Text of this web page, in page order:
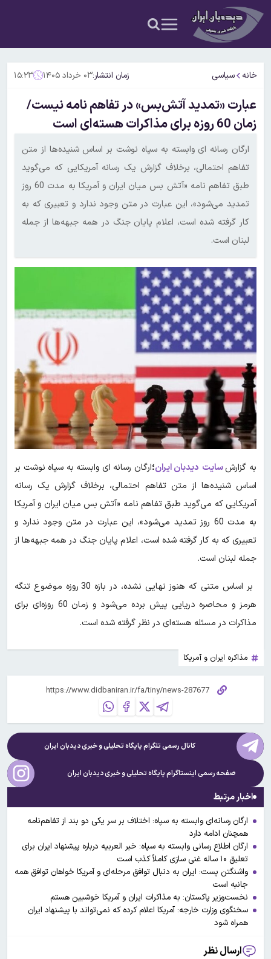
خانه سیاسی زمان انتشار:۰۳ خرداد ۱۴۰۵ ۱۵:۲۳
عبارت «تمدید آتش‌بس» در تفاهم نامه نیست/
زمان 60 روزه برای مذاکرات هسته‌ای است
ارگان رسانه ای وابسته به سپاه نوشت بر اساس شنیده‌ها از متن
تفاهم احتمالی، برخلاف گزارش یک رسانه آمریکایی که می‌گوید
طبق تفاهم نامه «آتش بس میان ایران و آمریکا به مدت 60 روز
تمدید می‌شود»، این عبارت در متن وجود ندارد و تعبیری که به
کار گرفته شده است، اعلام پایان جنگ در همه جبهه‌ها از جمله
لبنان است.
به گزارشسایت دیدبان ایران؛ارگان رسانه ای وابسته به سپاه نوشت بر
اساس شنیده‌ها از متن تفاهم احتمالی، برخلاف گزارش یک رسانه
آمریکایی که می‌گوید طبق تفاهم نامه «آتش بس میان ایران و آمریکا
به مدت 60 روز تمدید می‌شود»، این عبارت در متن وجود ندارد و
تعبیری که به کار گرفته شده است، اعلام پایان جنگ در همه جبهه‌ها از
جمله لبنان است.
بر اساس متنی که هنوز نهایی نشده، در بازه 30 روزه موضوع تنگه
هرمز و محاصره دریایی پیش برده می‌شود و زمان 60 روزه‌ای برای
مذاکرات در مسئله هسته‌ای در نظر گرفته شده است.
مذاکره ایران و آمریکا
کانال رسمی تلگرام پایگاه تحلیلی و خبریدیدبان ایران
صفحه رسمی اینستاگرام پایگاه تحلیلی و خبریدیدبان ایران
اخبار مرتبط
ارگان رسانه‌ای وابسته به سپاه: اختلاف بر سر یکی دو بند از تفاهم‌نامه
همچنان ادامه دارد
ارگان اطلاع رسانی وابسته به سپاه: خبر العربیه درباره پیشنهاد ایران برای
تعلیق ۱۰ ساله غنی سازی کاملاً کذب است
واشنگتن پست: ایران به دنبال توافق مرحله‌ای و آمریکا خواهان توافق همه
جانبه است
نخست‌وزیر پاکستان: به مذاکرات ایران و آمریکا خوشبین هستم
سخنگوی وزارت خارجه: آمریکا اعلام کرده‌ که نمی‌تواند با پیشنهاد ایران
همراه شود
ارسال نظر